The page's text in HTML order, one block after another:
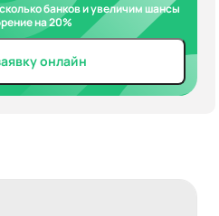
банков и увеличим шансы
на 20%
онлайн